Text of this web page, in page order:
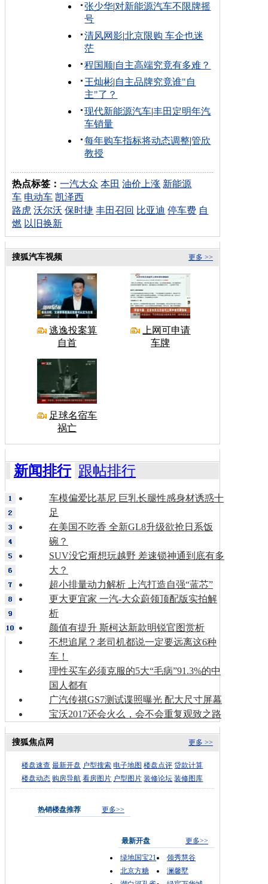
张少华|对新能源汽车不限牌摇
号
清风网影|北京限购 车企也迷
茫
程国顺|自主高端究竟有多难？
王灿彬|自主品牌究竟谁"自
主"了？
现代新能源汽车|丰田定明年汽
车销量
每年购车指标将动态调整|管欣
教授
热点标签：一汽大众 本田 油价上涨 新能源
车 电动车 凯泽西
路虎 沃尔沃 保时捷 丰田召回 比亚迪 停车费 自
燃 以旧换新
更多 >>
搜狐汽车视频
逃逸投案算
自首
上网可申请
车牌
足球名宿车
祸亡
新闻排行 跟帖排行
车模偏爱比基尼 巨乳长腿性感身材诱惑十
足
在美国不吃香 全新GL8升级欲抢日系饭
碗？
SUV没它甭想玩越野 差速锁神通到底有多
大？
超小排量动力解析 上汽打造自强“蓝芯”
更大更宜家 一汽-大众蔚领顶配版实拍解
析
颜值有提升 斯柯达新款明锐官图赏析
不想追尾？老司机都说一定要远离这6种
车！
理性买车必须克服的5大“毛病”91.3%的中
国人都有
广汽传祺GS7测试谍照曝光 配大尺寸屏幕
宝沃2017还会火么，会不会重复观致之路
更多 >>
搜狐焦点网
楼盘速查 最新开盘 户型搜索 电子地图 楼盘点评 贷款计算
楼盘动态 购房导航 看房图片 户型图片 装修论坛 装修图库
热销楼盘推荐 更多>>
最新开盘
更多>>
绿地国宝21
领秀慧谷
北京方糖
澜馨墅